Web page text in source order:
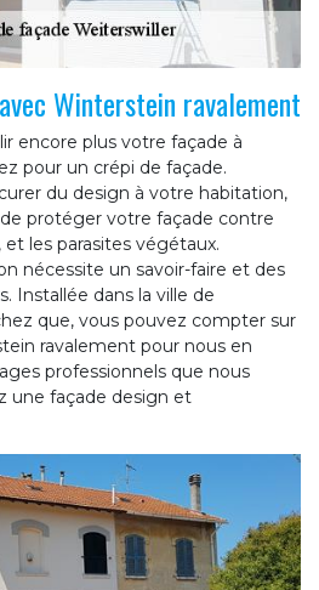
Winterstein ravalement
encore plus votre façade à
pour un crépi de façade.
du design à votre habitation,
protéger votre façade contre
les parasites végétaux.
nécessite un savoir-faire et des
Installée dans la ville de
que, vous pouvez compter sur
ravalement pour nous en
professionnels que nous
une façade design et